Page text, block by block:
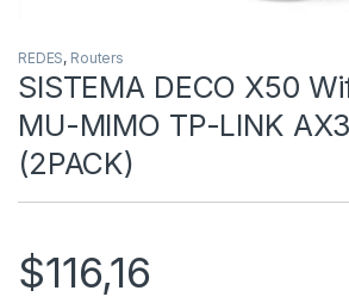
REDES, Routers
SISTEMA DECO X50
MU-MIMO TP-LINK
(2PACK)
$116,16